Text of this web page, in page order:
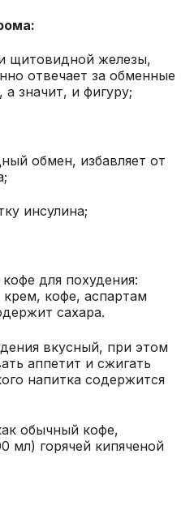
щитовидной железы,
отвечает за обменные
а значит, и фигуру;
обмен, избавляет от
инсулина;
для похудения:
кофе, аспартам
сахара.
вкусный, при этом
аппетит и сжигать
напитка содержится
обычный кофе,
мл) горячей кипяченой